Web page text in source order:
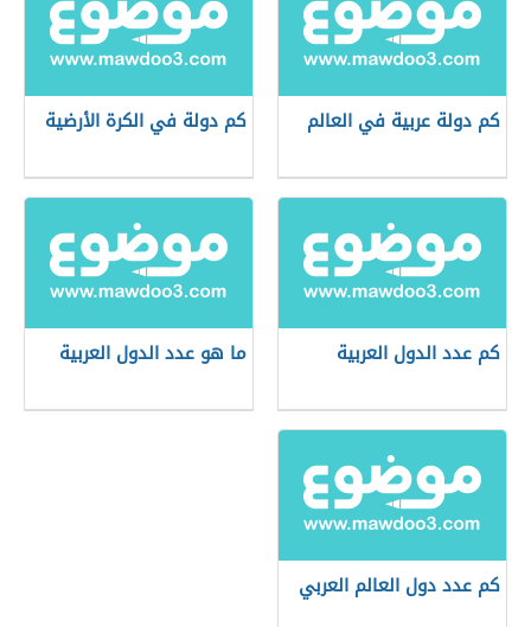
كم دولة عربية في العالم كم دولة في الكرة الأرضية
كم عدد الدول العربية ما هو عدد الدول العربية
كم عدد دول العالم العربي